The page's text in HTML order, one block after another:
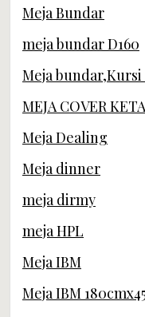
Meja Bundar
meja bundar D160
Meja
MEJA COVER
Meja Dealing
Meja dinner
meja dirmy
meja HPL
Meja IBM
Meja IBM